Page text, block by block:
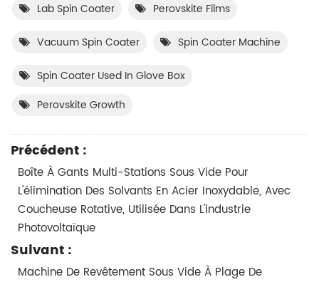
Lab Spin Coater Perovskite Films
Vacuum Spin Coater Spin Coater Machine
Spin Coater Used In Glove Box
Perovskite Growth
Précédent :
Boîte À Gants Multi-Stations Sous Vide Pour
L'élimination Des Solvants En Acier Inoxydable, Avec
Coucheuse Rotative, Utilisée Dans L'industrie
Photovoltaïque
Suivant :
Machine De Revêtement Sous Vide À Plage De